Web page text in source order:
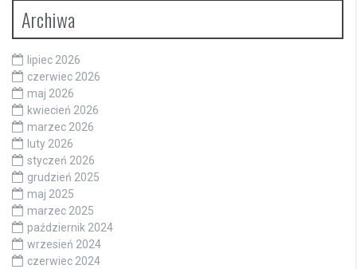
Archiwa
lipiec 2026
czerwiec 2026
maj 2026
kwiecień 2026
marzec 2026
luty 2026
styczeń 2026
grudzień 2025
maj 2025
marzec 2025
październik 2024
wrzesień 2024
czerwiec 2024